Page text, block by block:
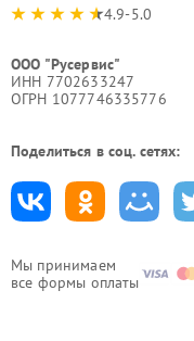
Мы принимаем
все формы оплаты
4.9-5.0
ООО "Русервис"
ИНН 7702633247
ОГРН 1077746335776
Поделиться в соц. сетях: